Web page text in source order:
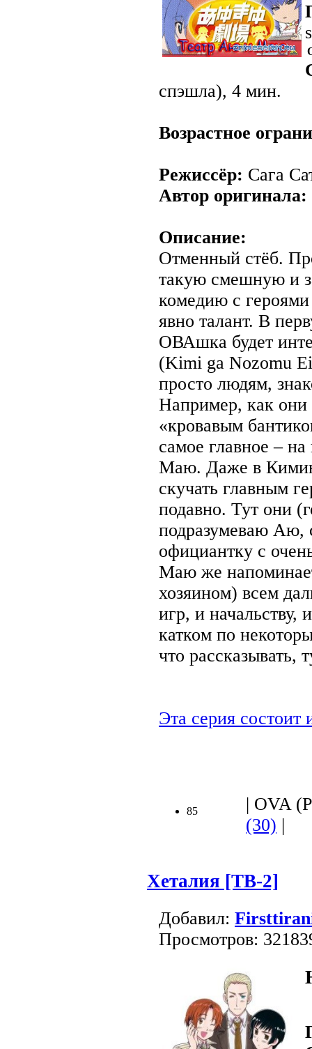
спэшла), 4 мин.
Возрастное
Режиссёр: Сага
Автор оригинала:
Описание:
Отменный стёб.
такую смешную и
комедию с
явно талант. В
ОВАшка будет
(Kimi ga Nozomu
просто людям,
Например, как
«кровавым
самое главное –
Маю. Даже в
скучать главным
подавно. Тут они
подразумеваю
официантку с
Маю же
хозяином) всем
игр, и
катком по
что рассказывать,
Эта серия состоит
85
| OVA
(30) |
Хеталия [TB-2]
Добавил:
Просмотров: